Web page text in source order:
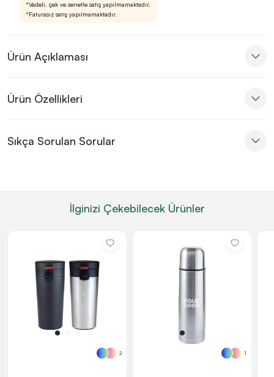
Ürün Açıklaması
Ürün Özellikleri
Sıkça Sorulan Sorular
*Vadeli, çek ve senetle satış yapılmamaktadır.
*Faturasız satış yapılmamaktadır.
İlginizi Çekebilecek Ürünler
2 1